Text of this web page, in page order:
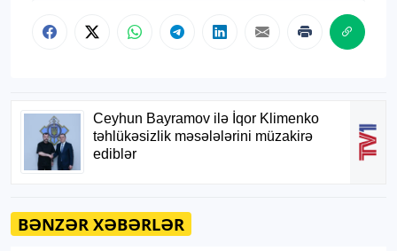
BƏNZƏR XƏBƏRLƏR